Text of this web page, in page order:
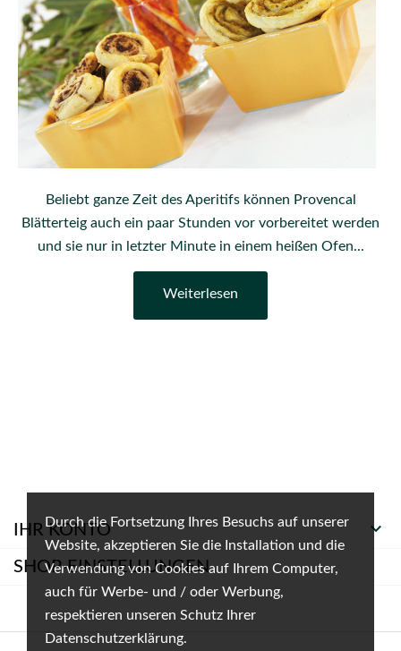
Durch die Fortsetzung Ihres Besuchs auf unserer
Website, akzeptieren Sie die Installation und die
Verwendung von Cookies auf Ihrem Computer,
auch für Werbe- und / oder Werbung,
respektieren unseren Schutz Ihrer
Datenschutzerklärung.
Beliebt ganze Zeit des Aperitifs können Provencal
Blätterteig auch ein paar Stunden vor vorbereitet werden
und sie nur in letzter Minute in einem heißen Ofen...
Weiterlesen
IHR KONTO 
SHOP-EINSTELLUNGEN